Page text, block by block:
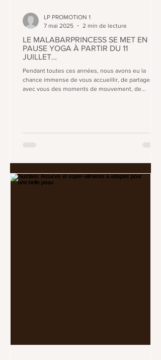
LE MALABARPRINCESS SE MET EN
PAUSE YOGA À PARTIR DU 11
JUILLET…
Pendant toutes ces années, nous avons eu la
chance immense de vous accueillir, de partager
avec vous des moments de mouvement, de...
LP PROMOTION 1
7 mai 2025
2 min de lecture